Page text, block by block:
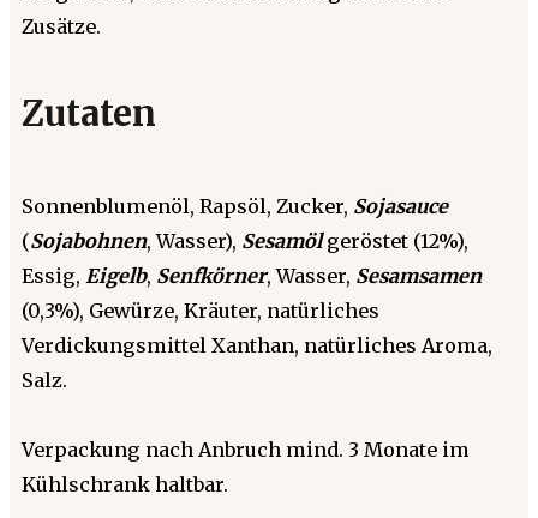
Zusätze.
Zutaten
Sonnenblumenöl, Rapsöl, Zucker, Sojasauce
(Sojabohnen, Wasser), Sesamölgeröstet (12%),
Essig, Eigelb, Senfkörner, Wasser, Sesamsamen
(0,3%), Gewürze, Kräuter, natürliches
Verdickungsmittel Xanthan, natürliches Aroma,
Salz.
Verpackung nach Anbruch mind. 3 Monate im
Kühlschrank haltbar.